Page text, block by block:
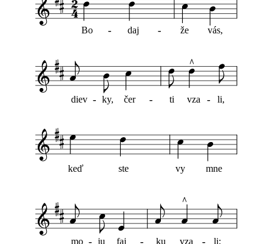
Bo daj že vás,
- -
- -
diev ky, čer ti vza li,
- - -
- - -
keď ste vy mne
mo ju faj ku vza li;
- - -
- - -